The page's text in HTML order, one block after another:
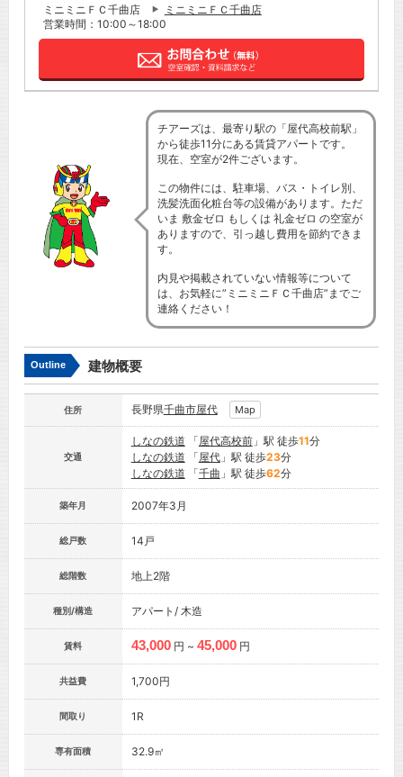
ミニミニＦＣ千曲店
ミニミニＦＣ千曲店
営業時間：10:00～18:00
チアーズは、最寄り駅の「屋代高校前駅」
から徒歩11分にある賃貸アパートです。
現在、空室が2件ございます。
この物件には、駐車場、バス・トイレ別、
洗髪洗面化粧台等の設備があります。ただ
いま 敷金ゼロ もしくは 礼金ゼロ の空室が
ありますので、引っ越し費用を節約できま
す。
内見や掲載されていない情報等について
は、お気軽に”ミニミニＦＣ千曲店”までご
連絡ください！
Outline 建物概要
住所 長野県千曲市屋代 Map
交通
しなの鉄道 「屋代高校前」駅 徒歩11分
しなの鉄道 「屋代」駅 徒歩23分
しなの鉄道 「千曲 」駅 徒歩62分
築年月 2007年3月
総戸数 14戸
総階数 地上2階
種別/構造 アパート/ 木造
賃料 43,000 円 ~ 45,000 円
共益費 1,700円
間取り 1R
専有面積 32.9㎡